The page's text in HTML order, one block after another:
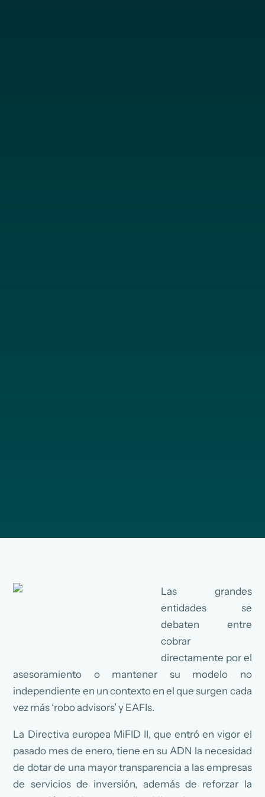
Las grandes
entidades se
debaten entre
cobrar
directamente por el
asesoramiento o mantener su modelo no
independiente en un contexto en el que surgen cada
vez más ‘robo advisors’ y EAFIs.
La Directiva europea MiFID II, que entró en vigor el
pasado mes de enero, tiene en su ADN la necesidad
de dotar de una mayor transparencia a las empresas
de servicios de inversión, además de reforzar la